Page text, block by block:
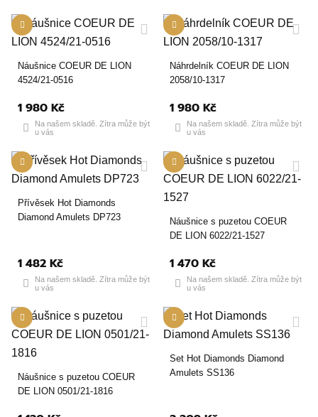
Náušnice COEUR DE LION
4524/21-0516
1 980 Kč
Na našem skladě. Zítra může být
u vás
Náhrdelník COEUR DE LION
2058/10-1317
1 980 Kč
Na našem skladě. Zítra může být
u vás
Přívěsek Hot Diamonds
Diamond Amulets DP723
1 482 Kč
Na našem skladě. Zítra může být
u vás
Náušnice s puzetou COEUR
DE LION 6022/21-1527
1 470 Kč
Na našem skladě. Zítra může být
u vás
Náušnice s puzetou COEUR
DE LION 0501/21-1816
Set Hot Diamonds Diamond
Amulets SS136